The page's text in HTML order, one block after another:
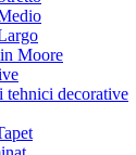
Moore
tehnici decorative